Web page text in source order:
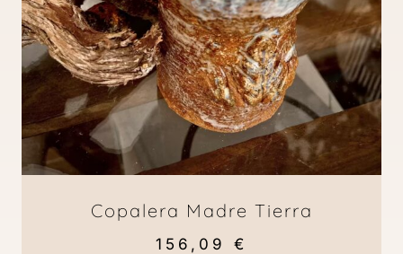
Copalera Madre Tierra
156,09 €